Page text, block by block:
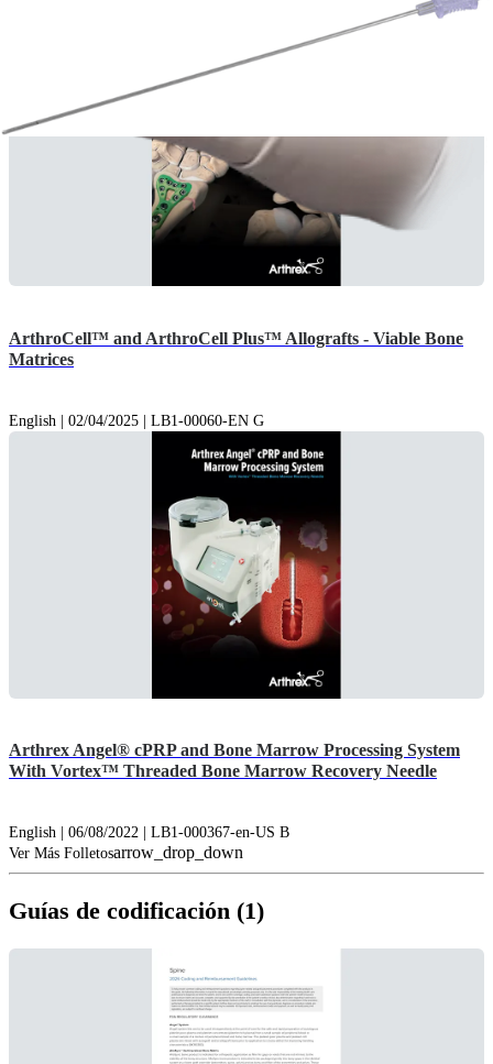
ArthroCell™ and ArthroCell Plus™ Allografts - Viable Bone
Matrices
English | 02/04/2025 | LB1-00060-EN G
Arthrex Angel® cPRP and Bone Marrow Processing System
With Vortex™ Threaded Bone Marrow Recovery Needle
English | 06/08/2022 | LB1-000367-en-US B
Ver Más Folletosarrow_drop_down
Guías de codificación (1)